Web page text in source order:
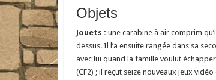
Objets
Jouets : une carabine à air comprim
dessus. Il l’a ensuite rangée dans sa
avec lui quand la famille voulut
(CF2) ; il reçut seize nouveaux jeux